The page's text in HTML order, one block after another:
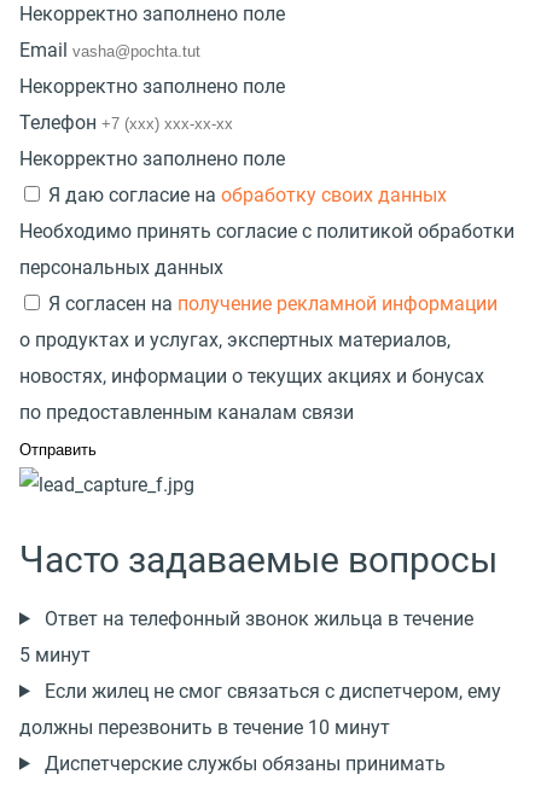
Некорректно заполнено поле
Email
Некорректно заполнено поле
Телефон
Некорректно заполнено поле
Я даю согласие на обработку своих данных
Необходимо принять согласие с политикой обработки
персональных данных
Я согласен на получение рекламной информации
о продуктах и услугах, экспертных материалов,
новостях, информации о текущих акциях и бонусах
по предоставленным каналам связи
Часто задаваемые вопросы
Ответ на телефонный звонок жильца в течение
5 минут
Если жилец не смог связаться с диспетчером, ему
должны перезвонить в течение 10 минут
Диспетчерские службы обязаны принимать